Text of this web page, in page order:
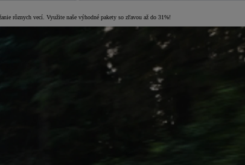
rôznych vecí. Využite naše výhodné pakety so zľavou až do 31%!